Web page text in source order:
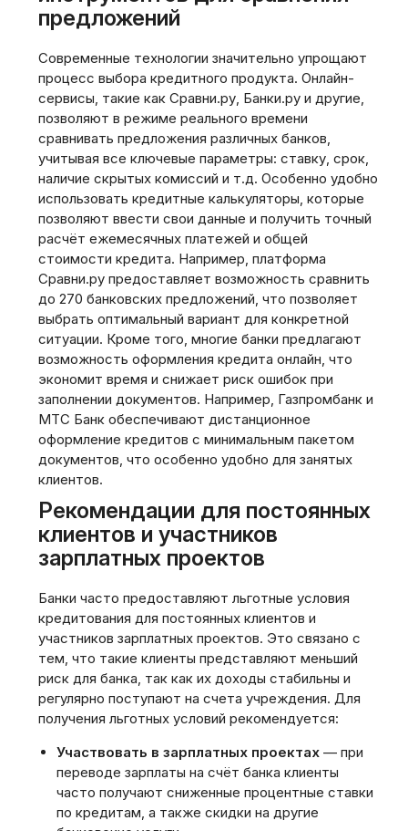
предложений
Современные технологии значительно упрощают
процесс выбора кредитного продукта. Онлайн-
сервисы‚ такие как Сравни.ру‚ Банки.ру и другие‚
позволяют в режиме реального времени
сравнивать предложения различных банков‚
учитывая все ключевые параметры: ставку‚ срок‚
наличие скрытых комиссий и т.д. Особенно удобно
использовать кредитные калькуляторы‚ которые
позволяют ввести свои данные и получить точный
расчёт ежемесячных платежей и общей
стоимости кредита. Например‚ платформа
Сравни.ру предоставляет возможность сравнить
до 270 банковских предложений‚ что позволяет
выбрать оптимальный вариант для конкретной
ситуации. Кроме того‚ многие банки предлагают
возможность оформления кредита онлайн‚ что
экономит время и снижает риск ошибок при
заполнении документов. Например‚ Газпромбанк и
МТС Банк обеспечивают дистанционное
оформление кредитов с минимальным пакетом
документов‚ что особенно удобно для занятых
клиентов.
Рекомендации для постоянных
клиентов и участников
зарплатных проектов
Банки часто предоставляют льготные условия
кредитования для постоянных клиентов и
участников зарплатных проектов. Это связано с
тем‚ что такие клиенты представляют меньший
риск для банка‚ так как их доходы стабильны и
регулярно поступают на счета учреждения. Для
получения льготных условий рекомендуется:
Участвовать в зарплатных проектах — при
переводе зарплаты на счёт банка клиенты
часто получают сниженные процентные ставки
по кредитам‚ а также скидки на другие